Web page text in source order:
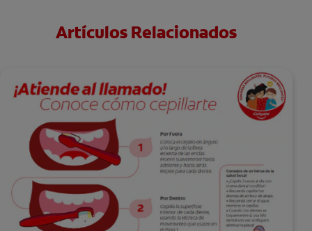
Artículos Relacionados